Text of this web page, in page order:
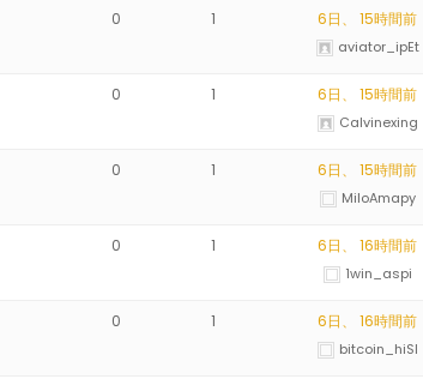
0 1 6日、 15時間前
aviator_ipEt
0 1 6日、 15時間前
Calvinexing
0 1 6日、 15時間前
MiloAmapy
0 1 6日、 16時間前
1win_aspi
0 1 6日、 16時間前
bitcoin_hiSl